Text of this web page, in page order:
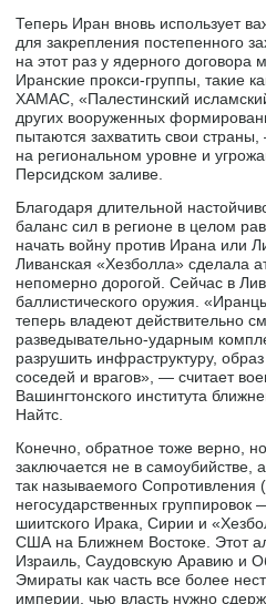
Теперь Иран вновь использует
для закрепления постепенного
на этот раз у ядерного
Иранские прокси-группы, такие
ХАМАС, «Палестинский
других вооруженных
пытаются захватить свои
на региональном уровне и
Персидском заливе.
Благодаря длительной
баланс сил в регионе в целом
начать войну против Ирана или
Ливанская «Хезболла» сделала
непомерно дорогой. Сейчас в
баллистического оружия.
теперь владеют действительно
разведывательно-ударным
разрушить инфраструктуру,
соседей и врагов», — считает
Вашингтонского института
Найтс.
Конечно, обратное тоже верно,
заключается не в самоубийстве,
так называемого Сопротивления
негосударственных
шиитского Ирака, Сирии и
США на Ближнем Востоке. Этот
Израиль, Саудовскую Аравию и
Эмираты как часть все более
империи, чью власть нужно